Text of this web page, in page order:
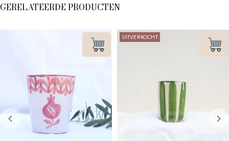
GERELATEERDE PRODUCTEN
UITVERKOCHT